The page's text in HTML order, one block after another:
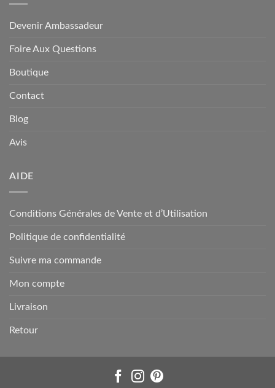
Devenir Ambassadeur
Foire Aux Questions
Boutique
Contact
Blog
Avis
AIDE
Conditions Générales de Vente et d’Utilisation
Politique de confidentialité
Suivre ma commande
Mon compte
Livraison
Retour